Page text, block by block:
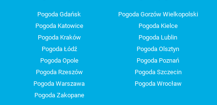
Pogoda Gdańsk
Pogoda Gorzów Wielkopolski
Pogoda Katowice
Pogoda Kielce
Pogoda Kraków
Pogoda Lublin
Pogoda Łódź
Pogoda Olsztyn
Pogoda Opole
Pogoda Poznań
Pogoda Rzeszów
Pogoda Szczecin
Pogoda Warszawa
Pogoda Wrocław
Pogoda Zakopane